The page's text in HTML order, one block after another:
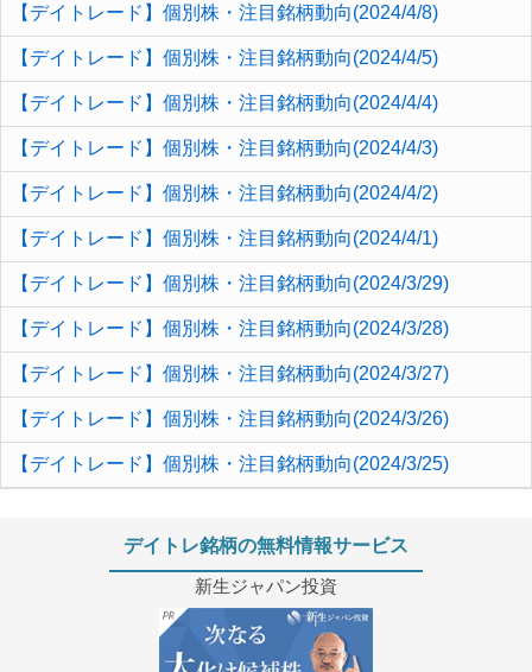
【デイトレード】個別株・注目銘柄動向(2024/4/8)
【デイトレード】個別株・注目銘柄動向(2024/4/5)
【デイトレード】個別株・注目銘柄動向(2024/4/4)
【デイトレード】個別株・注目銘柄動向(2024/4/3)
【デイトレード】個別株・注目銘柄動向(2024/4/2)
【デイトレード】個別株・注目銘柄動向(2024/4/1)
【デイトレード】個別株・注目銘柄動向(2024/3/29)
【デイトレード】個別株・注目銘柄動向(2024/3/28)
【デイトレード】個別株・注目銘柄動向(2024/3/27)
【デイトレード】個別株・注目銘柄動向(2024/3/26)
【デイトレード】個別株・注目銘柄動向(2024/3/25)
デイトレ銘柄の無料情報サービス
新生ジャパン投資